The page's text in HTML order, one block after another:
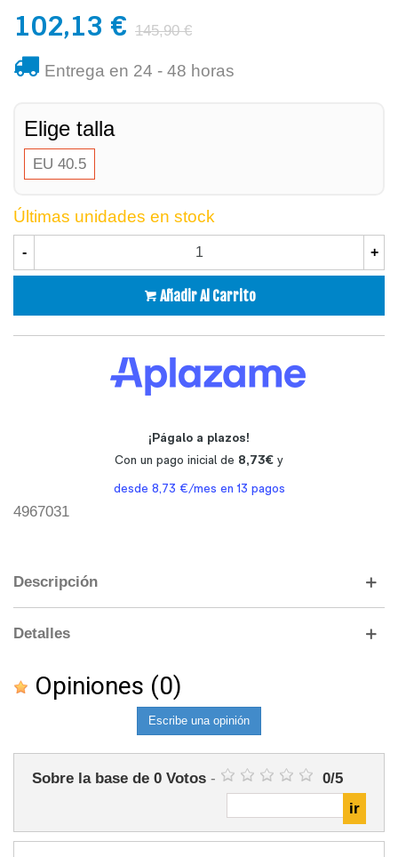
102,13 € 145,90 €
Entrega en 24 - 48 horas
Elige talla
EU 40.5
Últimas unidades en stock
- +
Añadir Al Carrito
4967031
Descripción
Detalles
Opiniones (0)
Escribe una opinión
Sobre la base de 0 Votos - 0/5